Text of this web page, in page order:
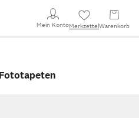
Mein KontoMerkzettel Warenkorb